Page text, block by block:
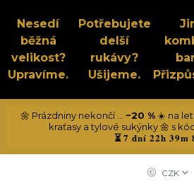
Nesedí
běžná
velikost?
Upravíme.
Potřebujete
delší
rukávy?
Ušijeme.
🌼 Prázdniny nekončí ... −20 %☀️ na
kraťasy a tylové sukýnky 🌼 s
⏳7 dní 22h 39m
CZK